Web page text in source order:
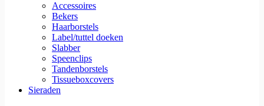
Accessoires
Bekers
Haarborstels
Label/tuttel doeken
Slabber
Speenclips
Tandenborstels
Tissueboxcovers
Sieraden